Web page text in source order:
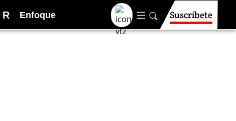
R Enfoque Suscríbete